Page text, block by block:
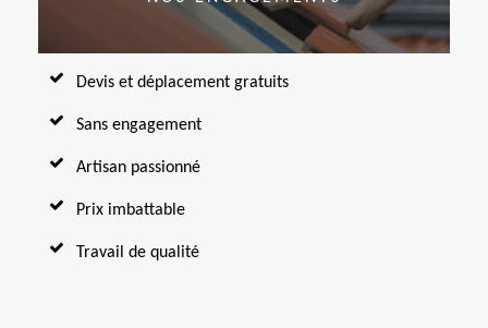
Devis et déplacement gratuits
Sans engagement
Artisan passionné
Prix imbattable
Travail de qualité